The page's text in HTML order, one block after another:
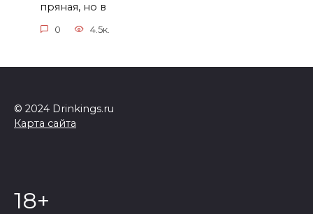
пряная, но в
0 4.5к.
© 2024 Drinkings.ru
Карта сайта
18+